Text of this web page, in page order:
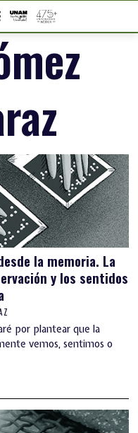
la memoria. La
y los sentidos
por plantear que la
vemos, sentimos o